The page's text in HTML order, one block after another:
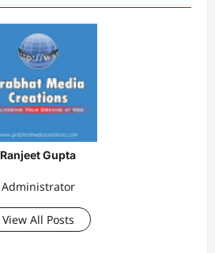
Ranjeet Gupta
Administrator
View All Posts